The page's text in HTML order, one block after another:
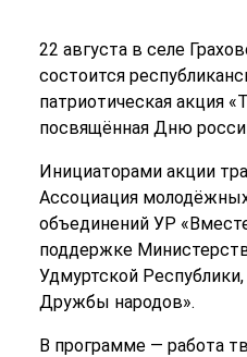
22 августа в селе
состоится
патриотическая
посвящённая Дню
Инициаторами акции
Ассоциация
объединений УР
поддержке
Удмуртской
Дружбы народов».
В программе — работа